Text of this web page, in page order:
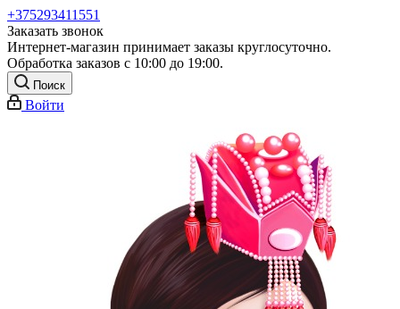
+375293411551
Заказать звонок
Интернет-магазин принимает заказы круглосуточно.
Обработка заказов с 10:00 до 19:00.
Поиск
Войти